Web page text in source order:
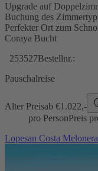
Upgrade auf
Buchung des
Perfekter Ort zum
Coraya Bucht
253527Bestellnr.:
Pauschalreise
Alter Preisab €1.022,-
pro PersonPreis
Lopesan Costa